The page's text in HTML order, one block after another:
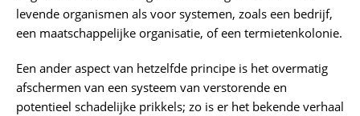
levende organismen als voor systemen, zoals een bedrijf,
een maatschappelijke organisatie, of een termietenkolonie.
Een ander aspect van hetzelfde principe is het overmatig
afschermen van een systeem van verstorende en
potentieel schadelijke prikkels; zo is er het bekende verhaal